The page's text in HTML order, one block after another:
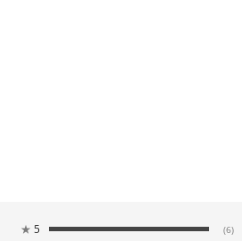
★ 5 (6)